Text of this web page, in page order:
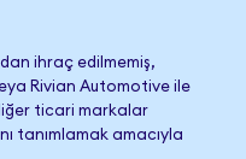
ihraç edilmemiş,
Rivian Automotive ile
ticari markalar
tanımlamak amacıyla